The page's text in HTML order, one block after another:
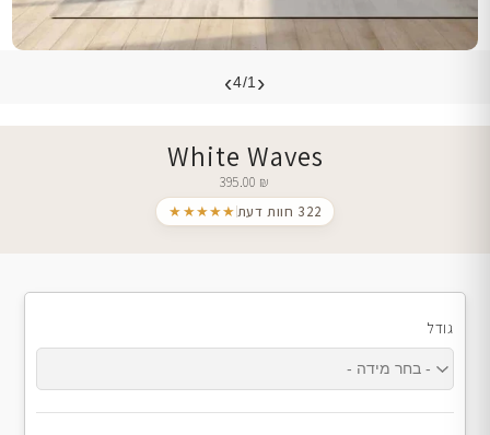
‹
4/1
›
White Waves
395.00 ₪
★★★★★
322 חוות דעת
גודל